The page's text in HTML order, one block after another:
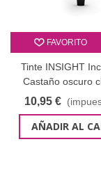
FAVORITO
Tinte INSIGHT
Castaño oscuro
frío 100 ml
10,95 €
AÑADIR AL